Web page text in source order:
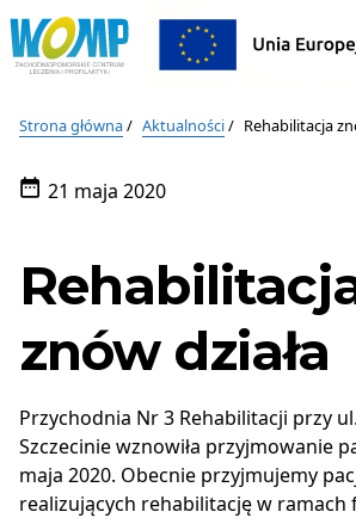
Wojewódzki
Ośrodek
Pracy
Zachodniopomorskie
Centrum
Leczenia
Profilaktyki
Wojewódzki
Ośrodek
Medycyny
Zachodniopomorskie
Leczenia
Szczecinie
Strona główna Aktualności Rehabilitacja
Data21 maja 2020
znów działa
Przychodnia Nr 3 Rehabilitacji przy
Szczecinie wznowiła przyjmowanie
maja 2020. Obecnie przyjmujemy
realizujących rehabilitację w ramach